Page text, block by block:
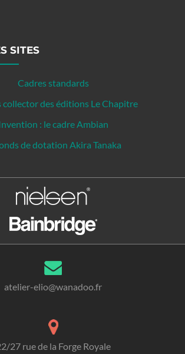
SITES
Cadres standards
collector des éditions Le Chapitre
: le cadre Ambian
de dotation Akira Tanaka
atelier-elio@wanadoo.fr
27 rue de la Forge Royale